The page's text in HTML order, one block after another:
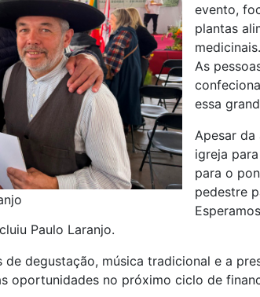
evento,
plantas
As
essa
Apesar
igreja
para o
pedestre
Paulo Laranjo.
degustação, música tradicional e a
oportunidades no próximo ciclo de